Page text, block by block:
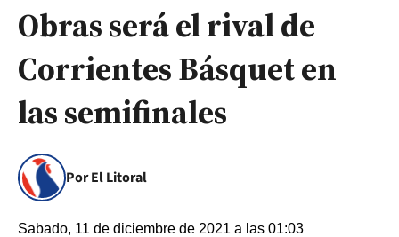
Obras será el rival de
Corrientes Básquet en
las semifinales
Por El Litoral
Sabado, 11 de diciembre de 2021 a las 01:03